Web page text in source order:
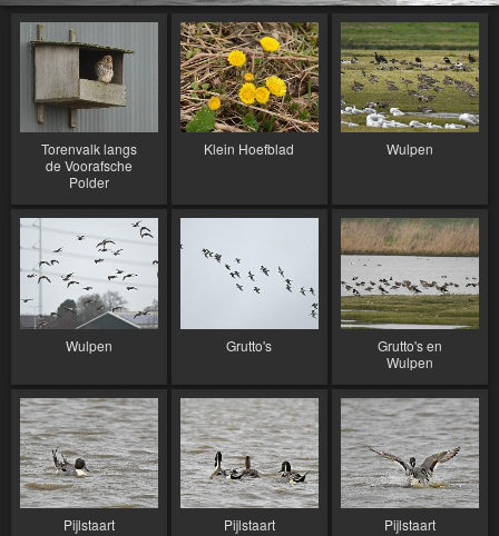
Torenvalk langs
de Voorafsche
Polder
Klein Hoefblad Wulpen
Wulpen Grutto's
Grutto's en
Wulpen
Pijlstaart Pijlstaart Pijlstaart